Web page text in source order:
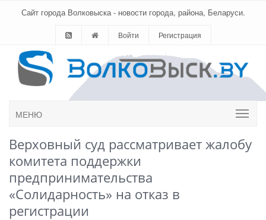
Сайт города Волковыска - новости города, района, Беларуси.
Войти Регистрация
МЕНЮ
Верховный суд рассматривает жалобу
комитета поддержки
предпринимательства
«Солидарность» на отказ в
регистрации